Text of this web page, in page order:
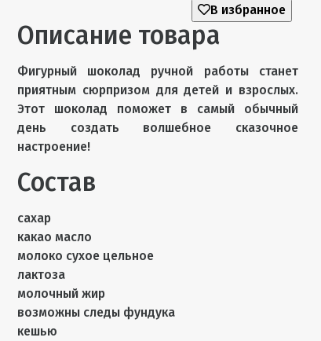
В избранное
Описание товара
Фигурный шоколад ручной работы станет
приятным сюрпризом для детей и взрослых.
Этот шоколад поможет в самый обычный
день создать волшебное сказочное
настроение!
Состав
сахар
какао масло
молоко сухое цельное
лактоза
молочный жир
возможны следы фундука
кешью